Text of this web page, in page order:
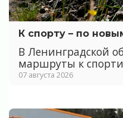
К спорту – по
В Ленинградской
маршруты к
07 августа 2026